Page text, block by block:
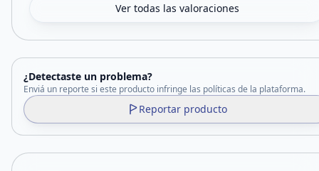
Ver todas las valoraciones
¿Detectaste un problema?
Enviá un reporte si este producto infringe las políticas de la plataforma.
Reportar producto